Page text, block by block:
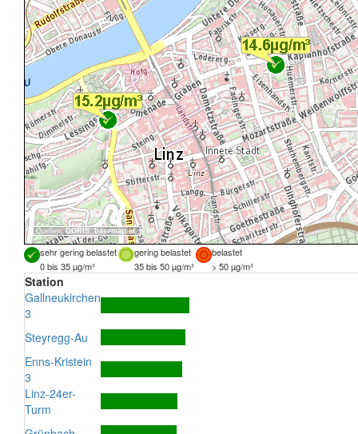
Quellen:DORIS, basemap.at
sehr gering belastet gering belastet
belastet
0 bis 35 µg/m³
35 bis 50 µg/m³ > 50 µg/m³
Station
Gallneukirchen
3
Steyregg-Au
Enns-Kristein
3
Linz-24er-
Turm